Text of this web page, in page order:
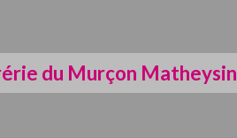
du Murçon Matheysin